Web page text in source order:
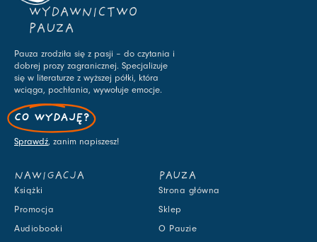
WYDAWNICTWO
PAUZA
Pauza zrodziła się z pasji – do czytania i
dobrej prozy zagranicznej. Specjalizuje
się w literaturze z wyższej półki, która
wciąga, pochłania, wywołuje emocje.
CO WYDAJĘ?
Sprawdź, zanim napiszesz!
NAWIGACJA
Książki
Promocja
Audiobooki
PAUZA
Strona główna
Sklep
O Pauzie